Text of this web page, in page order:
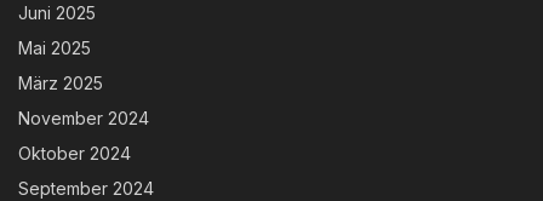
Juni 2025
Mai 2025
März 2025
November 2024
Oktober 2024
September 2024